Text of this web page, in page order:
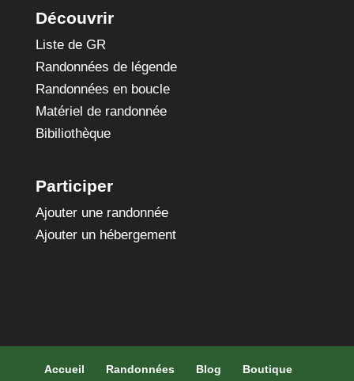
Découvrir
Liste de GR
Randonnées de légende
Randonnées en boucle
Matériel de randonnée
Bibiliothèque
Participer
Ajouter une randonnée
Ajouter un hébergement
Accueil Randonnées Blog Boutique